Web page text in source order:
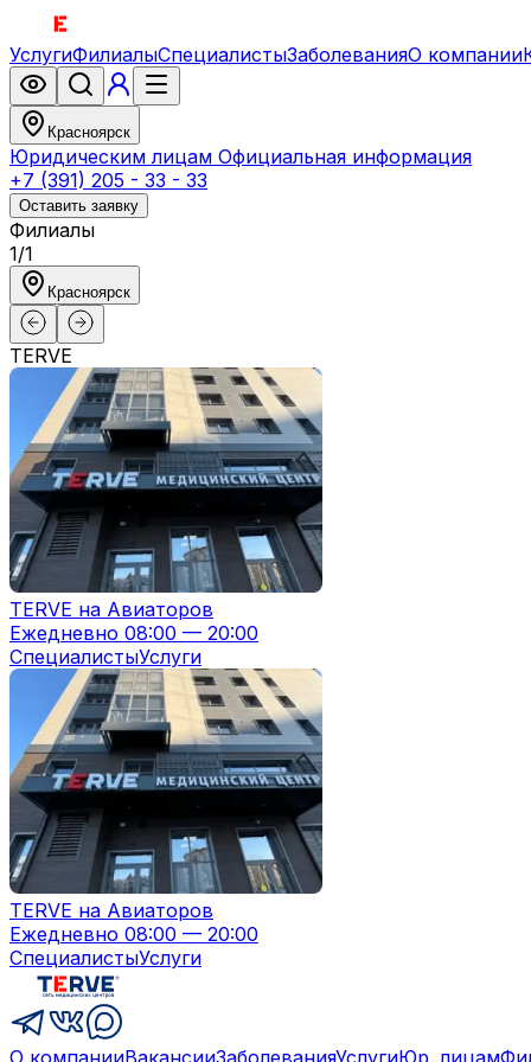
УслугиФилиалыСпециалистыЗаболеванияО компании
Красноярск
Юридическим лицам Официальная информация
+7 (391) 205 - 33 - 33
Оставить заявку
Филиалы
1/1
Красноярск
TERVE
TERVE на Авиаторов
Ежедневно 08:00 — 20:00
СпециалистыУслуги
TERVE на Авиаторов
Ежедневно 08:00 — 20:00
СпециалистыУслуги
О компанииВакансииЗаболеванияУслугиЮр. лицам